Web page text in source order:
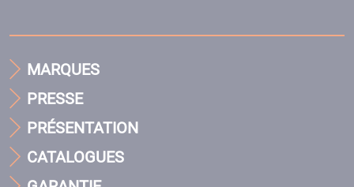
MARQUES
PRESSE
PRÉSENTATION
CATALOGUES